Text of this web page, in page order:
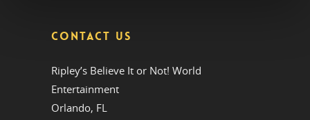
CONTACT US
Ripley’s Believe It or Not! World
Entertainment
Orlando, FL